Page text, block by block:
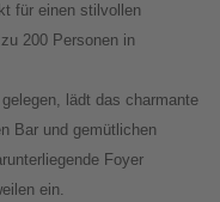
für einen stilvollen
200 Personen in
lädt das charmante
Bar und gemütlichen
Foyer
ein.